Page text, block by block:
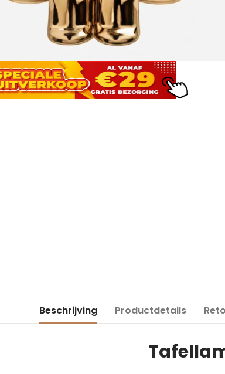
Beschrijving Productdetails